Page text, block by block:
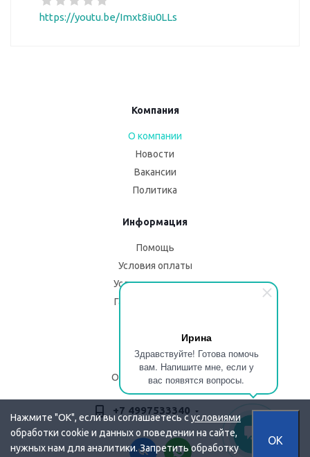
Ирина
Здравствуйте! Готова помочь
вам. Напишите мне, если у
вас появятся вопросы.
https://youtu.be/Imxt8iu0LLs
Компания
О компании
Новости
Вакансии
Политика
Информация
Помощь
Условия оплаты
Условия доставки
Гарантия на товар
Блог
Описание изделий
+7 4997533340
Нажмите "OK", если вы соглашаетесь сусловиями
обработки cookie и данных о поведении на сайте,
нужных нам для аналитики. Запретить обработку
OK